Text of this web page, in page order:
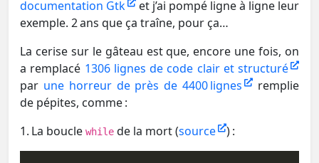
documentation Gtk
et j’ai pompé ligne à ligne leur
exemple. 2 ans que ça traîne, pour ça…
La cerise sur le gâteau est que, encore une fois, on
a remplacé 1306 lignes de code clair et structuré
par une horreur de près de 4400 lignes
remplie
de pépites, comme :
1. La boucle while de la mort (source ) :